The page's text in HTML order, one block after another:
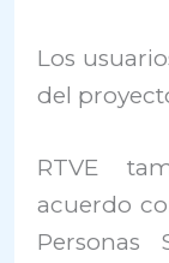
Los
del
RTVE
acuerdo